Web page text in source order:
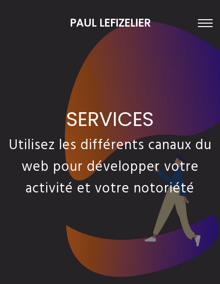
PAUL LEFIZELIER
SERVICES
Utilisez les différents canaux du
web pour développer votre
activité et votre notoriété